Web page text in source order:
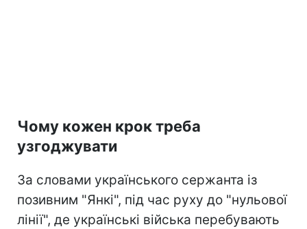
Чому кожен крок треба
узгоджувати
За словами українського сержанта із
позивним "Янкі", під час руху до "нульової
лінії", де українські війська перебувають